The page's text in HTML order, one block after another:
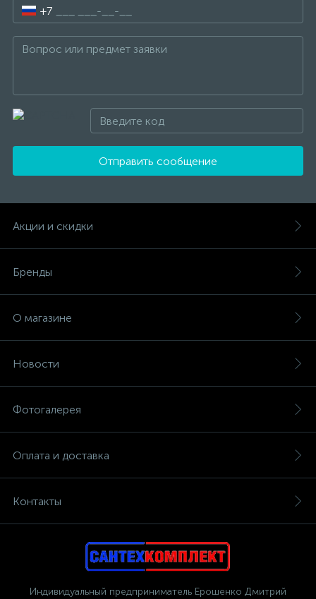
+7
Отправить сообщение
Акции и скидки
Бренды
О магазине
Новости
Фотогалерея
Оплата и доставка
Контакты
Индивидуальный предприниматель Ерошенко Дмитрий